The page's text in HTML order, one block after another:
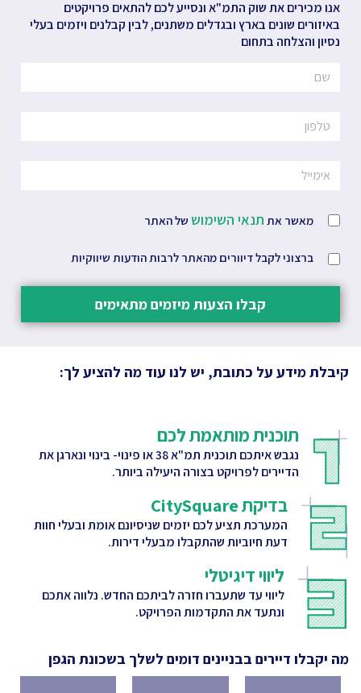
אנו מכירים את שוק התמ"א ונסייע לכם להתאים פרויקטים
באיזורים שונים בארץ ובגדלים משתנים, לבין קבלנים ויזמים בעלי
נסיון והצלחה בתחום
מאשר את תנאי השימוש של האתר
ברצוני לקבל דיוורים מהאתר לרבות הודעות שיווקיות
קבלו הצעות מיזמים מתאימים
קיבלת מידע על כתובת, יש לנו עוד מה להציע לך:
תוכנית מותאמת לכם
נגבש איתכם תוכנית תמ"א 38 או פינוי- בינוי ונארגן את
הדיירים לפרויקט בצורה היעילה ביותר.
בדיקת CitySquare
המערכת תציע לכם יזמים שניסיונם אומת ובעלי חוות
דעת חיוביות שהתקבלו מבעלי דירות.
ליווי דיגיטלי
ליווי עד שתעברו חזרה לביתכם החדש. נלווה אתכם
ונתעד את התקדמות הפרויקט.
מה יקבלו דיירים בבניינים דומים לשלך בשכונת הגפן